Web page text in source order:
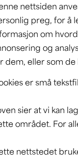
nettsiden
preg, for å
om
og
dem, eller som
er små
sier at vi kan
området. For
nettstedet